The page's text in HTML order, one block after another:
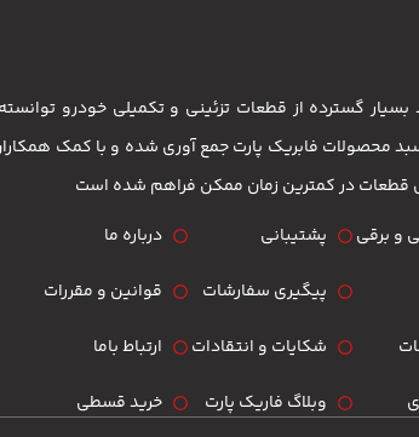
بسیار گسترده از قطعات تزئینی و تکمیلی خودرو
. بیش از 3500 کالا در سبد محصولات فابریک پارت جمع آوری شده و با
قطعات در کمترین زمان ممکن فراهم شده است
و برقی پشتیبانی
پیگیری سفارشات
شکایات و انتقادات
وبلاگ فاریک پارت
درباره ما
قوانین و مقررات
ارتباط باما
خرید قسطی